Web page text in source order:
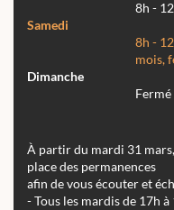
8h -
Samedi
8h -
mois,
Dimanche
Fermé
À partir du mardi 31
place des permanences
afin de vous écouter et
- Tous les mardis de 17h à